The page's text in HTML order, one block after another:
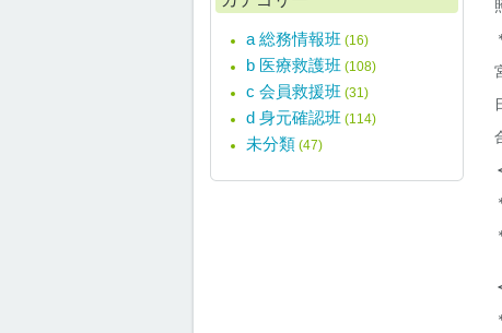
a 総務情報班 (16)
b 医療救護班 (108)
c 会員救援班 (31)
d 身元確認班 (114)
未分類 (47)